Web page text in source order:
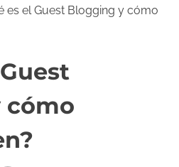
es el Guest Blogging y cómo
cómo